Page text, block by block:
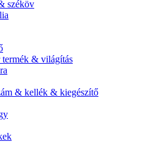
széköv
& világítás
& kellék & kiegészítő